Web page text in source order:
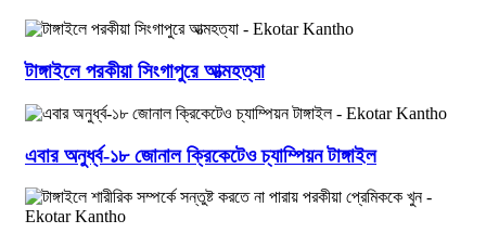
টাঙ্গাইলে পরকীয়া সিংগাপুরে আত্মহত্যা
এবার অনুর্ধ্ব-১৮ জোনাল ক্রিকেটেও চ্যাম্পিয়ন টাঙ্গাইল